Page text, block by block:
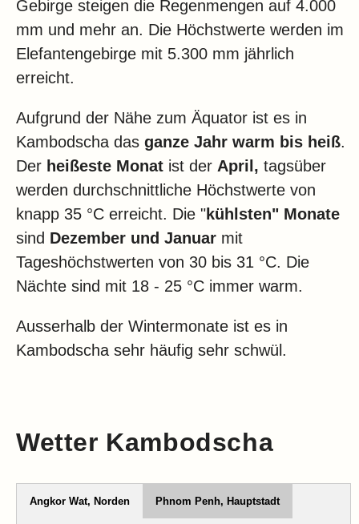
Gebirge steigen die Regenmengen auf 4.000
mm und mehr an. Die Höchstwerte werden im
Elefantengebirge mit 5.300 mm jährlich
erreicht.
Aufgrund der Nähe zum Äquator ist es in
Kambodscha das ganze Jahr warm bis heiß.
Der heißeste Monat ist der April, tagsüber
werden durchschnittliche Höchstwerte von
knapp 35 °C erreicht. Die "kühlsten" Monate
sind Dezember und Januar mit
Tageshöchstwerten von 30 bis 31 °C. Die
Nächte sind mit 18 - 25 °C immer warm.
Ausserhalb der Wintermonate ist es in
Kambodscha sehr häufig sehr schwül.
Wetter Kambodscha
Angkor Wat, Norden Phnom Penh, Hauptstadt